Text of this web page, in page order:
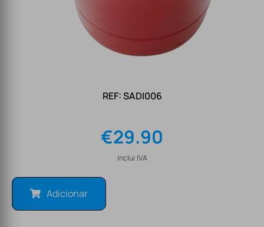
REF: SADI006
€29.90
Inclui IVA
Adicionar